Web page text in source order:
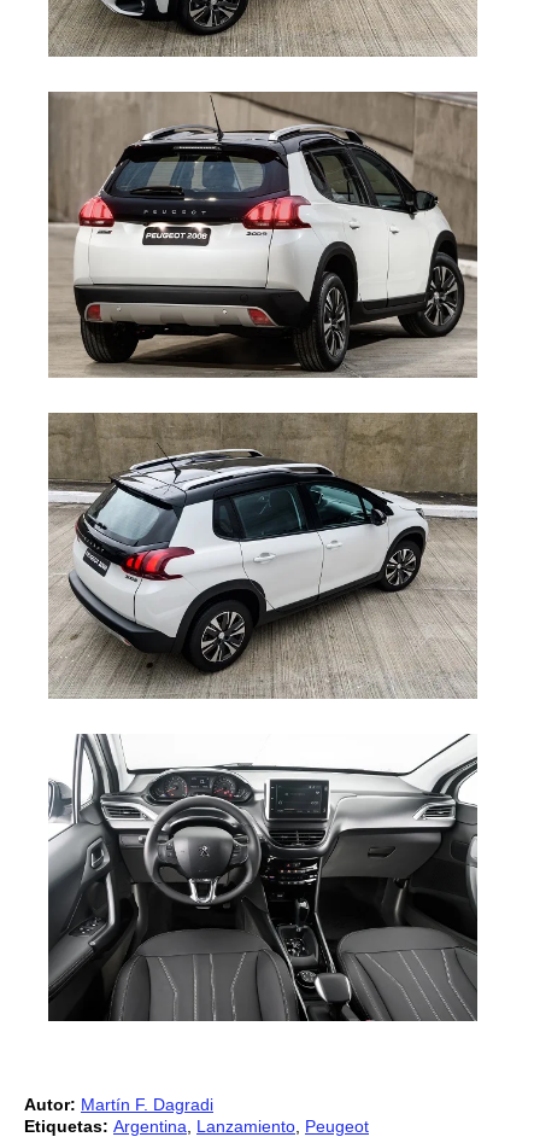
Autor: Martín F. Dagradi
Etiquetas: Argentina Lanzamiento Peugeot